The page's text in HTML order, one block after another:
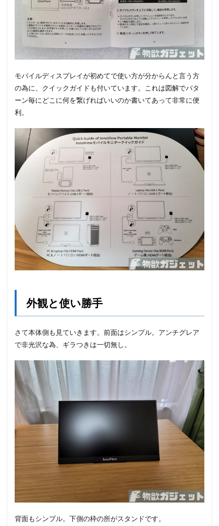
モバイルディスプレイが初めてで使い方が分からんと言う方
の為に、クイックガイドも付いています。これは図解でパタ
ーン毎にどこに何を繋げればいいのか書いてあって非常に便
利。
外観と使い勝手
さて本体側も見ていきます。前面はシンプル。アンチグレア
で非光沢な為、ギラつきは一切無し。
背面もシンプル。下側の枠の所がスタンドです。